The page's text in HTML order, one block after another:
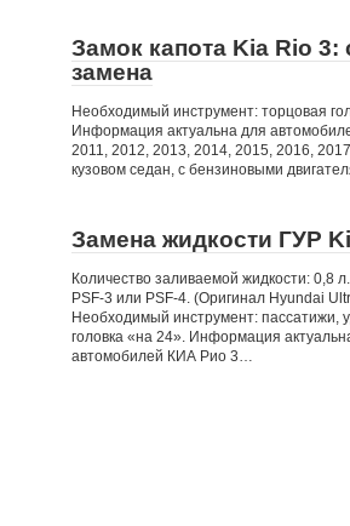
Замок капота Kia Rio 3:
замена
Необходимый инструмент: торцовая
Информация актуальна для
2011, 2012, 2013, 2014, 2015, 2016,
кузовом седан, с бензиновыми
Замена жидкости ГУР
Количество заливаемой жидкости: 0,8
PSF-3 или PSF-4. (Оригинал Hyundai
Необходимый инструмент: пассатижи,
головка «на 24». Информация
автомобилей КИА Рио 3…